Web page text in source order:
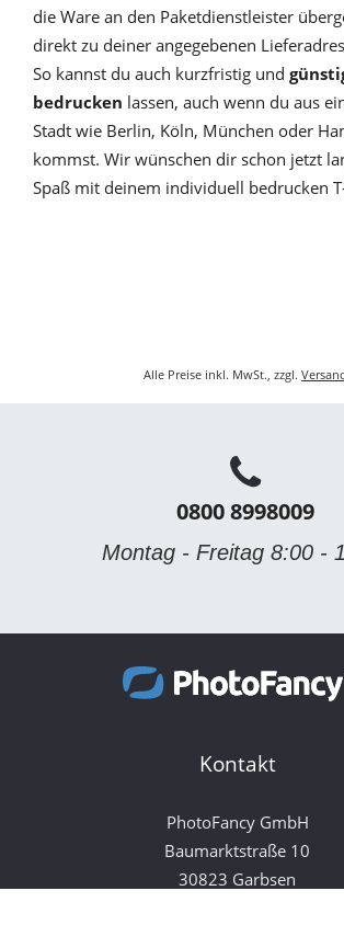
die Ware an den Paketdienstleister
direkt zu deiner angegebenen
So kannst du auch kurzfristig und
bedrucken lassen, auch wenn du aus
Stadt wie Berlin, Köln, München oder
kommst. Wir wünschen dir schon jetzt
Spaß mit deinem individuell bedrucken
Alle Preise inkl. MwSt., zzgl.
0800 8998009
Montag - Freitag 8:00 -
Kontakt
PhotoFancy GmbH
Baumarktstraße 10
30823 Garbsen